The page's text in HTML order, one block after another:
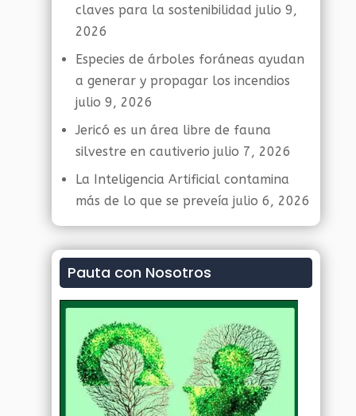
claves para la sostenibilidad julio 9,
2026
Especies de árboles foráneas ayudan
a generar y propagar los incendios
julio 9, 2026
Jericó es un área libre de fauna
silvestre en cautiverio julio 7, 2026
La Inteligencia Artificial contamina
más de lo que se preveía julio 6, 2026
Pauta con Nosotros